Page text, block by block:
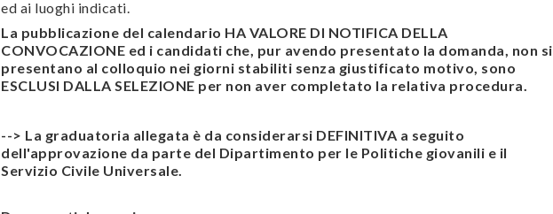
ed ai luoghi indicati.
La pubblicazione del calendario HA VALORE DI NOTIFICA DELLA
CONVOCAZIONE ed i candidati che, pur avendo presentato la domanda, non si
presentano al colloquio nei giorni stabiliti senza giustificato motivo, sono
ESCLUSI DALLA SELEZIONE per non aver completato la relativa procedura.
--> La graduatoria allegata è da considerarsi DEFINITIVA a seguito
dell'approvazione da parte del Dipartimento per le Politiche giovanili e il
Servizio Civile Universale.